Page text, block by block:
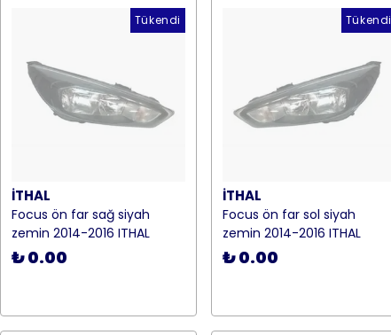
Tükendi
İTHAL
Focus ön far sağ siyah
zemin 2014-2016 ITHAL
₺ 0.00
Tükendi
İTHAL
Focus ön far sol siyah
zemin 2014-2016 ITHAL
₺ 0.00